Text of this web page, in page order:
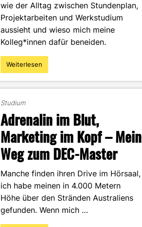
wie der Alltag zwischen Stundenplan,
Projektarbeiten und Werkstudium
aussieht und wieso mich meine
Kolleg*innen dafür beneiden.
"Zwischen
Vorlesung
So
flexibel
ist
dein
Alltag
im
Studium"
Weiterlesen
Studium
Adrenalin im Blut,
Marketing im Kopf – Mein
Weg zum DEC-Master
Manche finden ihren Drive im Hörsaal,
ich habe meinen in 4.000 Metern
Höhe über den Stränden Australiens
gefunden. Wenn mich …